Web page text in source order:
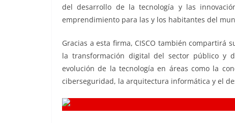
del desarrollo de la tecnología y las
emprendimiento para las y los habitantes del
Gracias a esta firma, CISCO también compartirá
la transformación digital del sector público y
evolución de la tecnología en áreas como la
ciberseguridad, la arquitectura informática y el